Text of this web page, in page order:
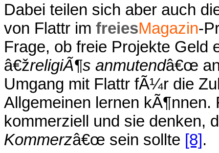
Dabei teilen sich aber auch
von Flattr im freiesMagazin-
Frage, ob freie Projekte
â€žreligiÃ¶s anmutendâ€œ
Umgang mit Flattr fÃ¼r die
Allgemeinen lernen
kommerziell und sie denken,
Kommerzâ€œ sein sollte [8].